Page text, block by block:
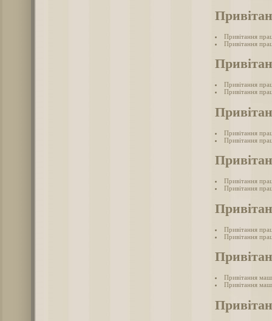
Привітання
Привітання
Привітання
Привітання
Привітання
Привітання
Привітання
Привітання
Привітання
Привітання
Привітання
Привітання